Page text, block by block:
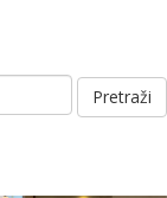
Pretraži: